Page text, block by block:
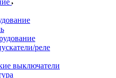
реле
выключатели